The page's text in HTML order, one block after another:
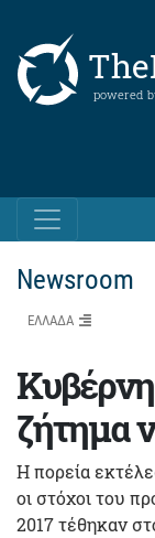
powered
Newsroom
ΕΛΛΑΔΑ
ζήτημα
Η πορεία
οι στόχοι του
2017 τέθηκαν